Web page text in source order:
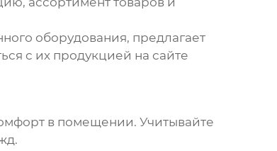
оборудования, предлагает
с их продукцией на сайте
в помещении. Учитывайте